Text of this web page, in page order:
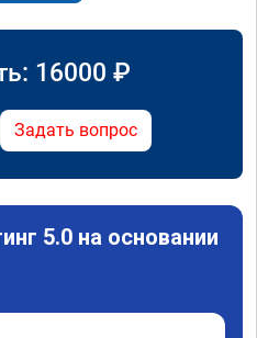
16000 ₽
Задать вопрос
5.0 на основании